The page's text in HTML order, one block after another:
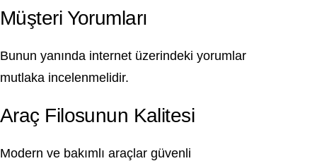
Müşteri Yorumları
Bunun yanında internet üzerindeki yorumlar
mutlaka incelenmelidir.
Araç Filosunun Kalitesi
Modern ve bakımlı araçlar güvenli